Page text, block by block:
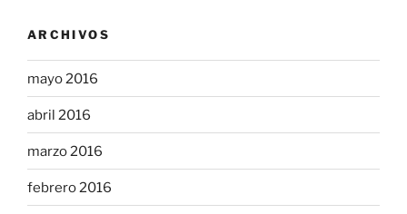
ARCHIVOS
mayo 2016
abril 2016
marzo 2016
febrero 2016